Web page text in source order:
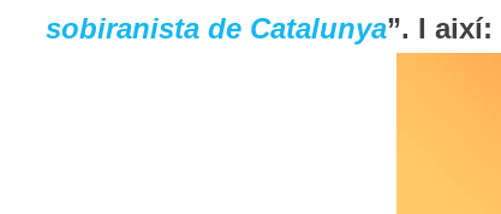
sobiranista de Catalunya”. I així: